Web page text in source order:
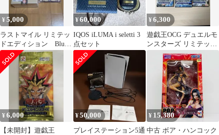
¥5,000
ラストマイル リミテッ
ドエディション Blu-
ray
¥60,000
IQOS iLUMA i seletti 3
点セット
¥6,300
遊戯王OCG デュエルモ
ンスターズ リミテッド
エディション3
¥6,000
【未開封】遊戯王
¥50,000
プレイステーション5通
¥ 15,380
中古 ボア・ハンコック